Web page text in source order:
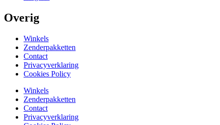
Overig
Winkels
Zenderpakketten
Contact
Privacyverklaring
Cookies Policy
Winkels
Zenderpakketten
Contact
Privacyverklaring